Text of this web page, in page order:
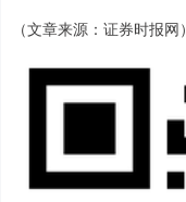
（文章来源：证券时报网）